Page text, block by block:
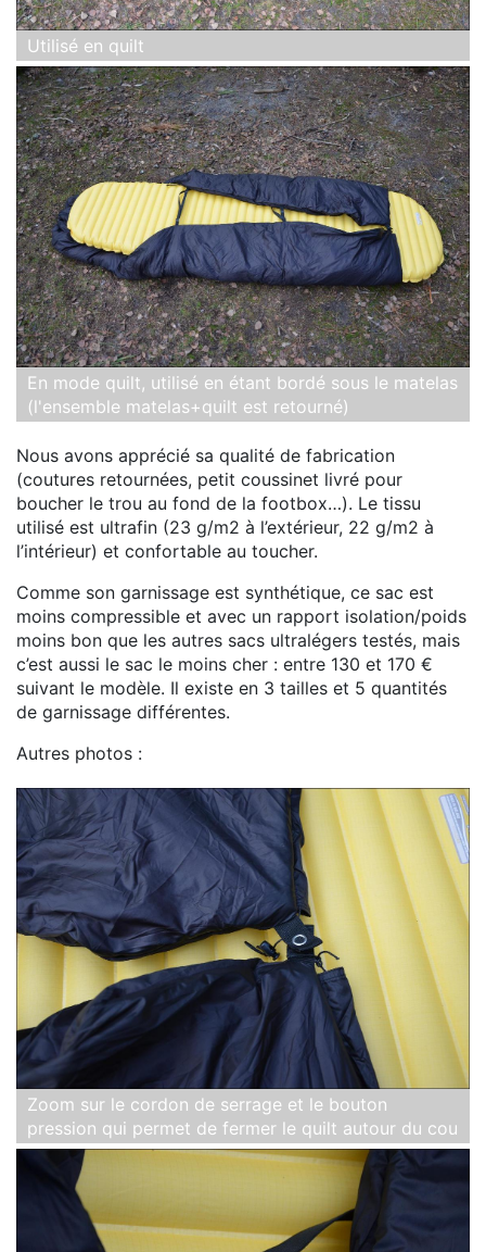
Utilisé en quilt
En mode quilt, utilisé en étant bordé sous le matelas
(l'ensemble matelas+quilt est retourné)
Nous avons apprécié sa qualité de fabrication
(coutures retournées, petit coussinet livré pour
boucher le trou au fond de la footbox…). Le tissu
utilisé est ultrafin (23 g/m2 à l’extérieur, 22 g/m2 à
l’intérieur) et confortable au toucher.
Comme son garnissage est synthétique, ce sac est
moins compressible et avec un rapport isolation/poids
moins bon que les autres sacs ultralégers testés, mais
c’est aussi le sac le moins cher : entre 130 et 170 €
suivant le modèle. Il existe en 3 tailles et 5 quantités
de garnissage différentes.
Autres photos :
Zoom sur le cordon de serrage et le bouton
pression qui permet de fermer le quilt autour du cou